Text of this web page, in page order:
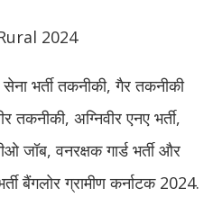
2024
सेना भर्ती तकनीकी, गैर तकनीकी
तकनीकी, अग्निवीर एनए भर्ती,
जॉब, वनरक्षक गार्ड भर्ती और
बैंगलोर ग्रामीण कर्नाटक 2024.